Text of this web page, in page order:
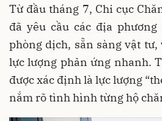
Từ đầu tháng 7, Chi cục
đã yêu cầu các địa
phòng dịch, sẵn sàng vật tư,
lực lượng phản ứng nhanh.
được xác định là lực lượng
nắm rõ tình hình từng hộ